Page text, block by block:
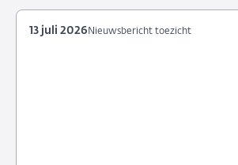
Nieuwsbericht toezicht
13 juli 2026